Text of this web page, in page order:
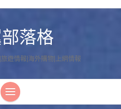
落格
遊情報|海外購物|上網情報